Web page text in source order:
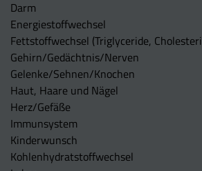
Darm
Energiestoffwechsel
Fettstoffwechsel (Triglyceride,
Gehirn/Gedächtnis/Nerven
Gelenke/Sehnen/Knochen
Haut, Haare und Nägel
Herz/Gefäße
Immunsystem
Kinderwunsch
Kohlenhydratstoffwechsel